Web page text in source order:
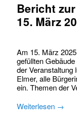
Bericht
15. März
Am 15. März
gefüllten
der Veranstaltung
Elmer, alle
ein. Themen der
Weiterlesen →